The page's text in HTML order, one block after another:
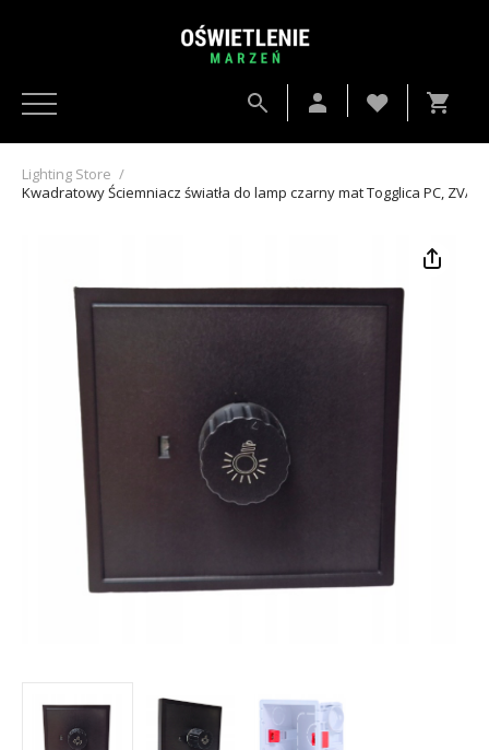
Lighting Store /
Kwadratowy Ściemniacz światła do lamp czarny mat Togglica PC,